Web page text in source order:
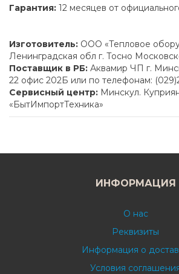
Гарантия: 12 месяцев от
Изготовитель: ООО «Тепловое
Ленинградская обл г. Тосно
Поставщик в РБ: Аквамир ЧП г.
22 офис 202Б или по телефонам:
Сервисный центр: Минскул.
«БытИмпортТехника»
ИНФОРМАЦИЯ
О нас
Реквизиты
Информация о
Условия